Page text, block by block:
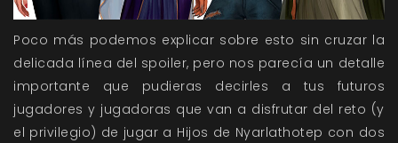
Poco más podemos explicar sobre esto sin cruzar la
delicada línea del spoiler, pero nos parecía un detalle
importante que pudieras decirles a tus futuros
jugadores y jugadoras que van a disfrutar del reto (y
el privilegio) de jugar a Hijos de Nyarlathotep con dos